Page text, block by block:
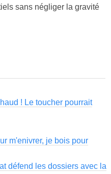
sans négliger la gravité
! Le toucher pourrait
m'enivrer, je bois pour
défend les dossiers avec la